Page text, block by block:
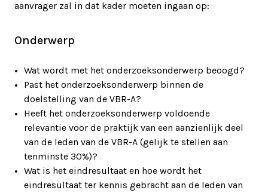
aanvrager zal in dat kader moeten ingaan op:
Onderwerp
Wat wordt met het onderzoeksonderwerp beoogd?
Past het onderzoeksonderwerp binnen de
doelstelling van de VBR-A?
Heeft het onderzoeksonderwerp voldoende
relevantie voor de praktijk van een aanzienlijk deel
van de leden van de VBR-A (gelijk te stellen aan
tenminste 30%)?
Wat is het eindresultaat en hoe wordt het
eindresultaat ter kennis gebracht aan de leden van